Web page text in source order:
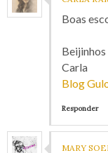
Boas
Beijinhos
Carla
Blog
Responder
MARY